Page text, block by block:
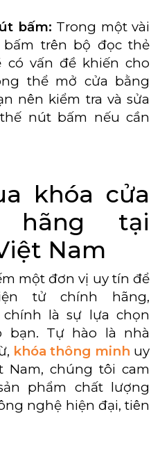
bấm: Trong một vài
trên bộ đọc thẻ
có vấn đề khiến cho
thể mở cửa bằng
nên kiểm tra và sửa
nút bấm nếu cần
khóa cửa
tại
Nam
một đơn vị uy tín để
tử chính hãng,
chính là sự lựa chọn
bạn. Tự hào là nhà
khóa thông minh uy
chúng tôi cam
phẩm chất lượng
nghệ hiện đại, tiên